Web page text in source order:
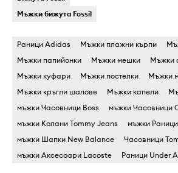
Мъжки бижута Fossil
Раници Adidas Мъжки плажни кърпи
Мъжки папийонки
Мъжки мешки
Мъжки
Мъжки куфари
Мъжки постелки
Мъжки
Мъжки кръгли шалове
Мъжки капели
мъжки Часовници Boss
мъжки Часовници
мъжки Колани Tommy Jeans
мъжки
мъжки Шапки New Balance
Часовници
мъжки Аксесоари Lacoste
Раници Under